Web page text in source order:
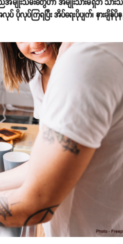
ည်အမျိုးသမီးတွေဟာ အမျိုးသားမရှိဘဲ သာ
ပ်ကြရပြီး အိပ်ရေးပိုပျက်၊ နားချိ